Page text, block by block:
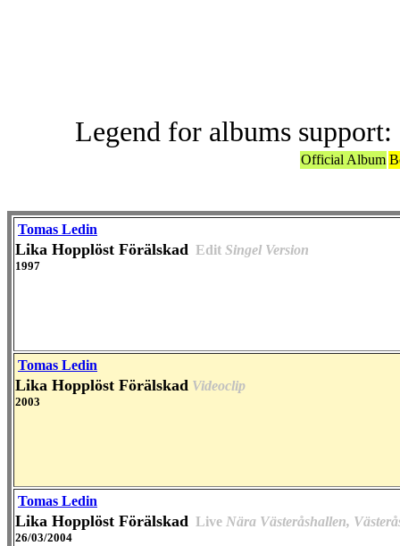
Legend for albums support:
Official Album
Tomas Ledin
Lika Hopplöst Förälskad Edit Singel Version
1997
Tomas Ledin
Lika Hopplöst Förälskad Videoclip
2003
Tomas Ledin
Lika Hopplöst Förälskad Live Nära Västeråshallen,
26/03/2004